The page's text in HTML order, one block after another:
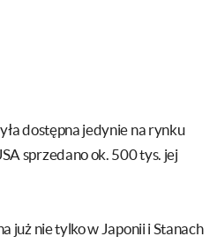
dostępna jedynie na rynku
sprzedano ok. 500 tys. jej
już nie tylko w Japonii i Stanach